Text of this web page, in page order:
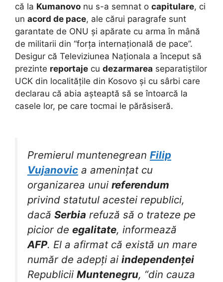
că la Kumanovo nu s-a semnat o capitulare, ci
un acord de pace, ale cărui paragrafe sunt
garantate de ONU și apărate cu arma în mână
de militarii din “forța internațională de pace”.
Desigur că Televiziunea Naționala a început să
prezinte reportaje cu dezarmarea separatiștilor
UCK din localitățile din Kosovo și cu sârbi care
declarau că abia așteaptă să se întoarcă la
casele lor, pe care tocmai le părăsiseră.
Premierul muntenegrean Filip
Vujanovic a amenințat cu
organizarea unui referendum
privind statutul acestei republici,
dacă Serbia refuză să o trateze pe
picior de egalitate, informează
AFP. El a afirmat că există un mare
număr de adepți ai independenței
Republicii Muntenegru, “din cauza